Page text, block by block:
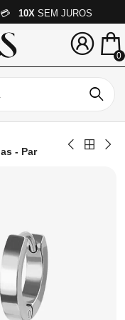
💳 10X SEM JUROS
0
- Par